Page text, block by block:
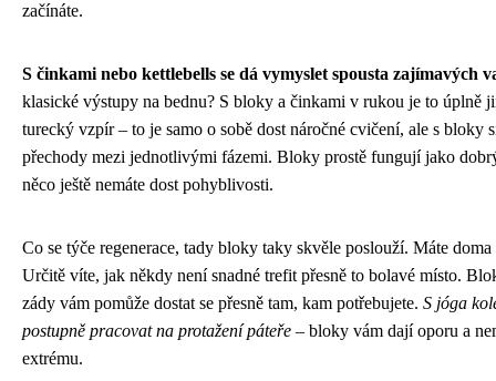
začínáte.
S činkami nebo kettlebells se dá vymyslet spousta zajímavých
klasické výstupy na bednu? S bloky a činkami v rukou je to úplně
turecký vzpír – to je samo o sobě dost náročné cvičení, ale s bloky
přechody mezi jednotlivými fázemi. Bloky prostě fungují jako
něco ještě nemáte dost pohyblivosti.
Co se týče regenerace, tady bloky taky skvěle poslouží. Máte
Určitě víte, jak někdy není snadné trefit přesně to bolavé místo.
zády vám pomůže dostat se přesně tam, kam potřebujete. S jóga
postupně pracovat na protažení páteře – bloky vám dají oporu a
extrému.